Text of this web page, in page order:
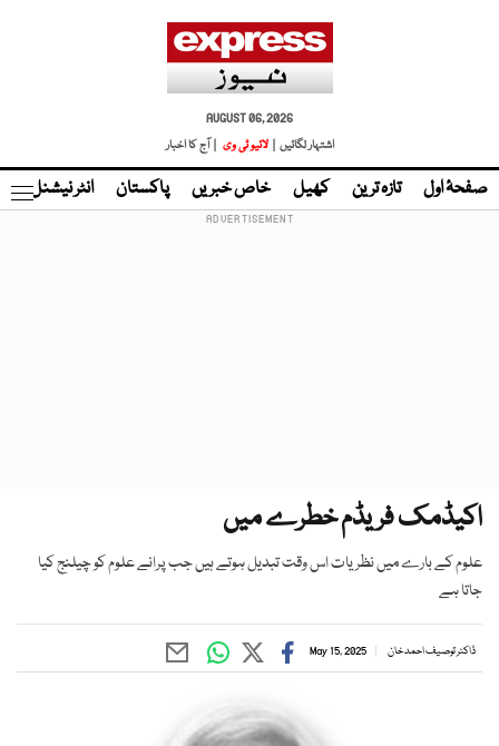
AUGUST 06, 2026
اشتہار لگائیں |
لائیو ٹی وی | آج کا اخبار
صفحۂ اول تازہ ترین کھیل خاص خبریں پاکستان انٹر نیشنل
اکیڈمک فریڈم خطرے میں
علوم کے بارے میں نظریات اس وقت تبدیل ہوتے ہیں جب پرانے علوم کو چیلنج کیا
جاتا ہے
ڈاکٹر توصیف احمد خان May 15, 2025